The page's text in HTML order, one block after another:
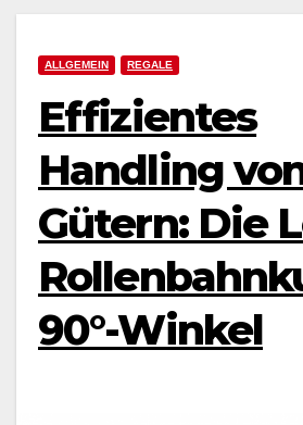
ALLGEMEIN REGALE
Effizientes
Handling
Gütern: Die
90°-Winkel